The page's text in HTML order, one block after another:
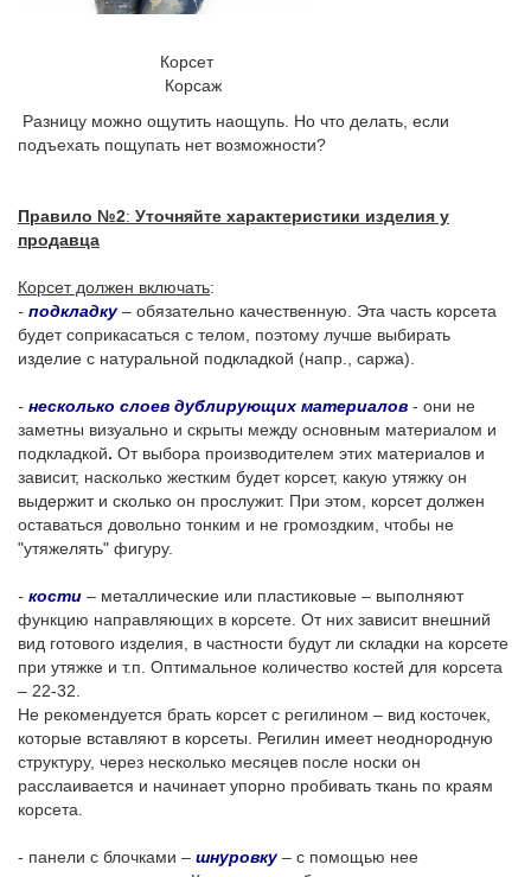
Корсет
Корсаж
Разницу можно ощутить наощупь. Но что делать, если
подъехать пощупать нет возможности?
Правило №2: Уточняйте характеристики изделия у
продавца
Корсет должен включать:
- подкладку– обязательно качественную. Эта часть корсета
будет соприкасаться с телом, поэтому лучше выбирать
изделие с натуральной подкладкой (напр., саржа).
- несколько слоев дублирующих материалов - они не
заметны визуально и скрыты между основным материалом и
подкладкой. От выбора производителем этих материалов и
зависит, насколько жестким будет корсет, какую утяжку он
выдержит и сколько он прослужит. При этом, корсет должен
оставаться довольно тонким и не громоздким, чтобы не
"утяжелять" фигуру.
- кости – металлические или пластиковые – выполняют
функцию направляющих в корсете. От них зависит внешний
вид готового изделия, в частности будут ли складки на корсете
при утяжке и т.п. Оптимальное количество костей для корсета
– 22-32.
Не рекомендуется брать корсет с регилином – вид косточек,
которые вставляют в корсеты. Регилин имеет неоднородную
структуру, через несколько месяцев после носки он
расслаивается и начинает упорно пробивать ткань по краям
корсета.
- панели с блочками – шнуровку– с помощью нее